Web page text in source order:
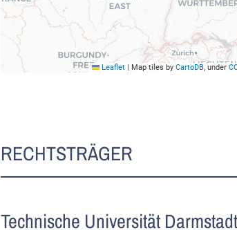
Leaflet | Map tiles by CartoDB, under
RECHTSTRÄGER
Technische Universität Darmstadt